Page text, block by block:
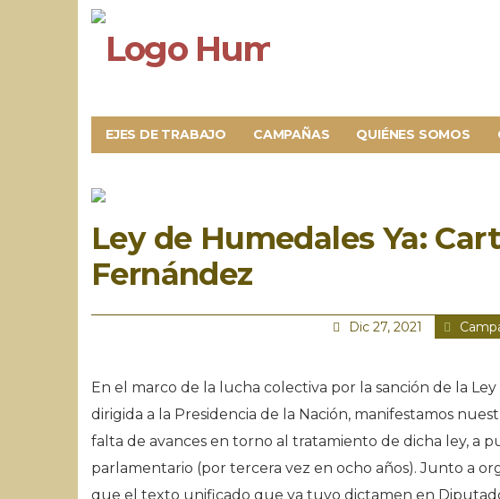
EJES DE TRABAJO CAMPAÑAS QUIÉNES SOMOS
Ley de Humedales Ya:
Fernández
Dic 27, 2021
En el marco de la lucha colectiva por la sanción de la
dirigida a la Presidencia de la Nación, manifestamos
falta de avances en torno al tratamiento de dicha ley, a
parlamentario (por tercera vez en ocho años). Junto a
que el texto unificado que ya tuvo dictamen en